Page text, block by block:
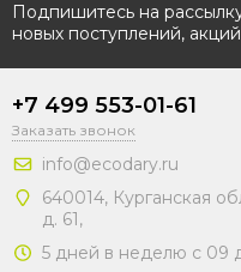
Подпишитесь на
новых поступлений,
+7 499 553-01-61
Заказать звонок
info@ecodary.ru
640014, Курганская
д. 61,
5 дней в неделю с 09